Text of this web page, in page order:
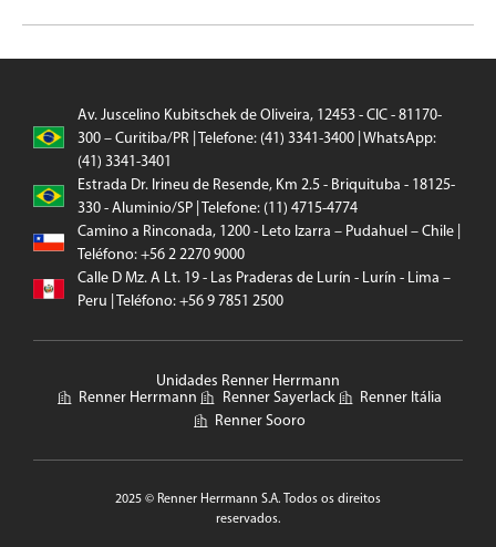
Av. Juscelino Kubitschek de Oliveira, 12453 - CIC - 81170-
300 – Curitiba/PR | Telefone: (41) 3341-3400 | WhatsApp:
(41) 3341-3401
Estrada Dr. Irineu de Resende, Km 2.5 - Briquituba - 18125-
330 - Aluminio/SP | Telefone: (11) 4715-4774
Camino a Rinconada, 1200 - Leto Izarra – Pudahuel – Chile |
Teléfono: +56 2 2270 9000
Calle D Mz. A Lt. 19 - Las Praderas de Lurín - Lurín - Lima –
Peru | Teléfono: +56 9 7851 2500
Unidades Renner Herrmann
Renner Herrmann
Renner Sayerlack
Renner Itália
Renner Sooro
2025 © Renner Herrmann S.A. Todos os direitos
reservados.